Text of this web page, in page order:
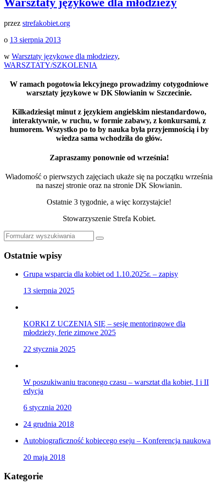
przez strefakobiet.org
o 13 sierpnia 2013
w Warsztaty językowe dla młodziezy,
WARSZTATY/SZKOLENIA
W ramach pogotowia lekcyjnego prowadzimy cotygodniowe
warsztaty językowe w DK Słowianin w Szczecinie.
Kilkadziesiąt minut z językiem angielskim niestandardowo,
interaktywnie, w ruchu, w formie zabawy, z konkursami, z
humorem. Wszystko po to by nauka była przyjemnością i by
wiedza sama wchodziła do głów.
Zapraszamy ponownie od września!
Wiadomość o pierwszych zajęciach ukaże się na początku września
na naszej stronie oraz na stronie DK Słowianin.
Ostatnie 3 tygodnie, a więc korzystajcie!
Stowarzyszenie Strefa Kobiet.
Szukaj
Ostatnie wpisy
Grupa wsparcia dla kobiet od 1.10.2025r. – zapisy
13 sierpnia 2025
KORKI Z UCZENIA SIĘ – sesje mentoringowe dla
młodzieży, ferie zimowe 2025
22 stycznia 2025
W poszukiwaniu traconego czasu – warsztat dla kobiet, I i II
edycja
6 stycznia 2020
24 grudnia 2018
Autobiograficzność kobiecego eseju – Konferencja naukowa
20 maja 2018
Kategorie